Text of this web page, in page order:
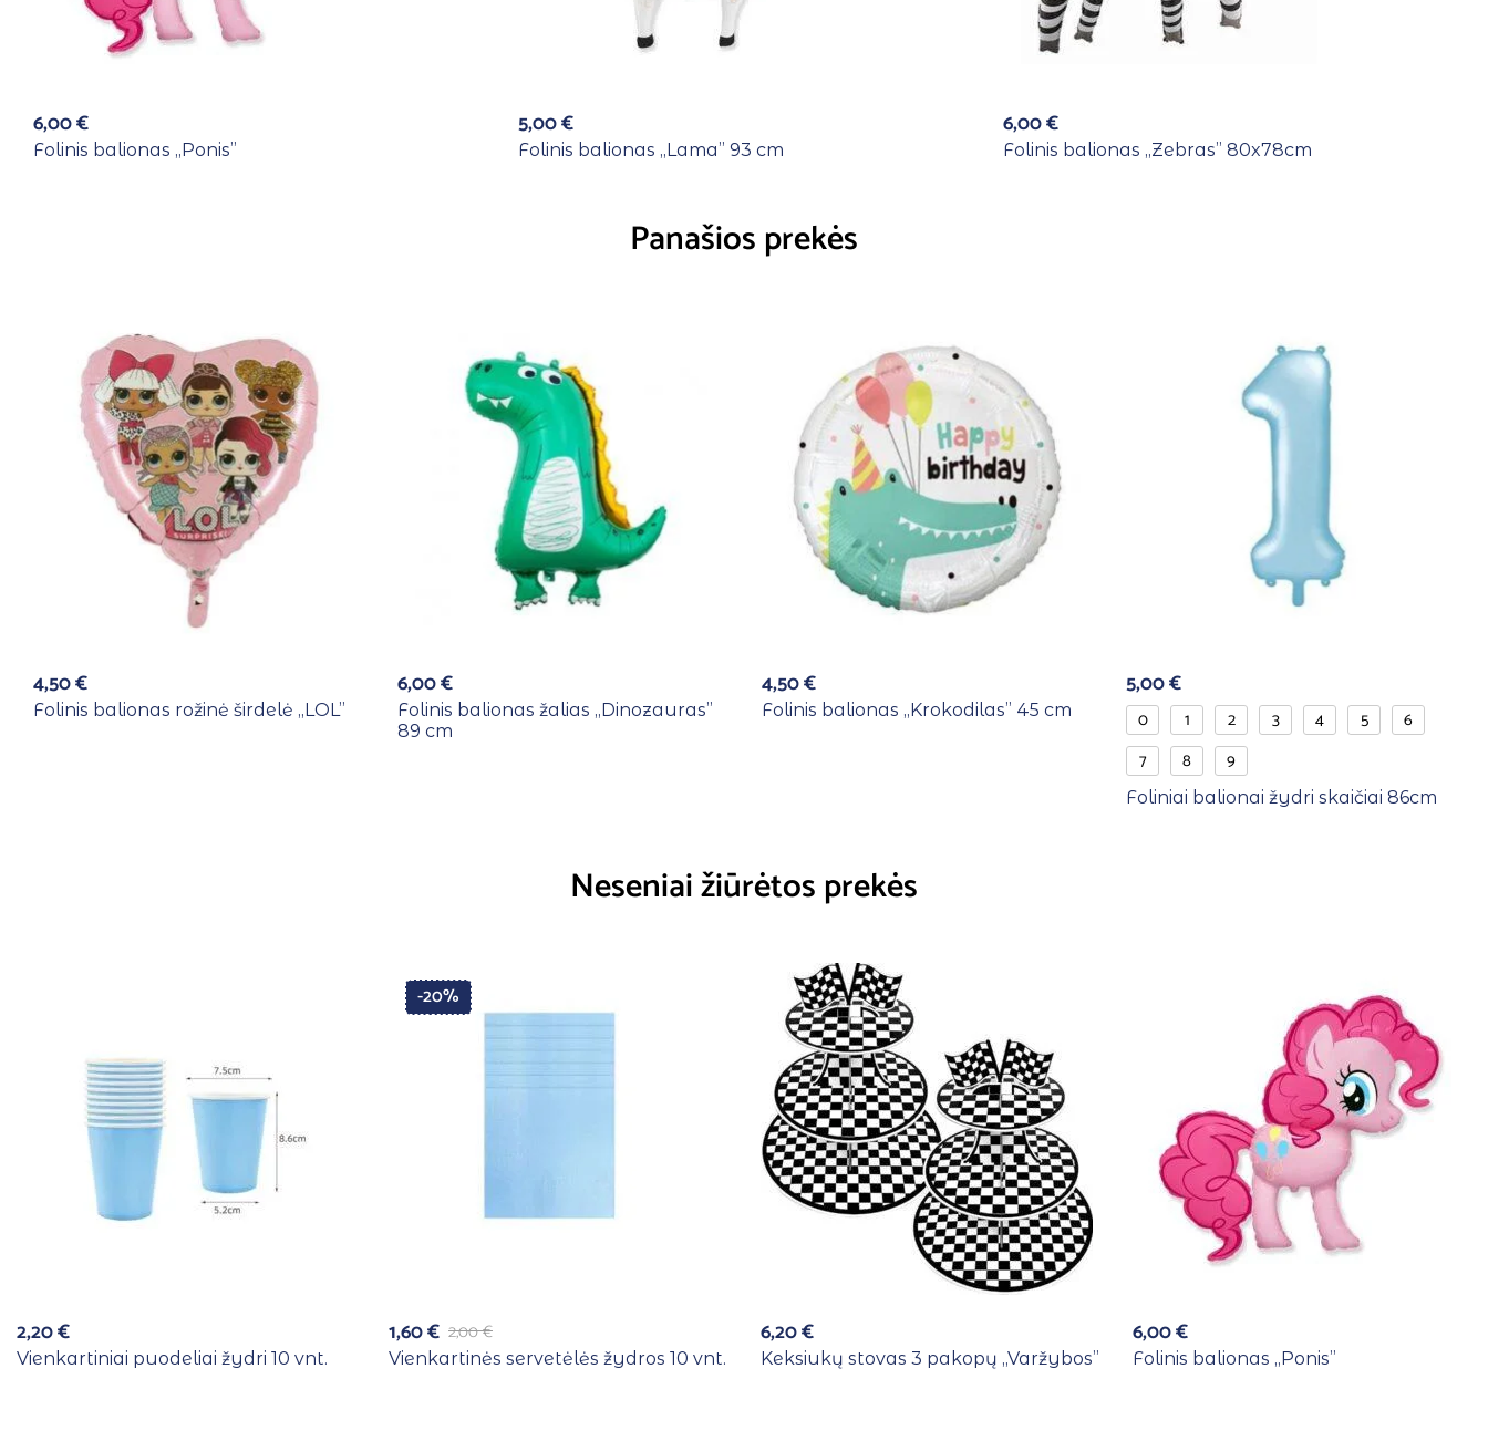
6,00€
Folinis balionas ,,Ponis”
5,00€
Folinis balionas ,,Lama” 93 cm
6,00€
Folinis balionas ,,Zebras” 80x78cm
Panašios prekės
4,50€
Folinis balionas rožinė širdelė ,,LOL”
6,00€
Folinis balionas žalias ,,Dinozauras”
89 cm
4,50€
Folinis balionas ,,Krokodilas” 45 cm
5,00€
0 1 2 3 4 5
6
7
8 9
Foliniai balionai žydri skaičiai 86cm
Neseniai žiūrėtos prekės
2,20€
Vienkartiniai puodeliai žydri 10 vnt.
-20%
2,00€
1,60€
Vienkartinės servetėlės žydros 10 vnt.
6,20€
Keksiukų stovas 3 pakopų ,,Varžybos”
6,00€
Folinis balionas ,,Ponis”